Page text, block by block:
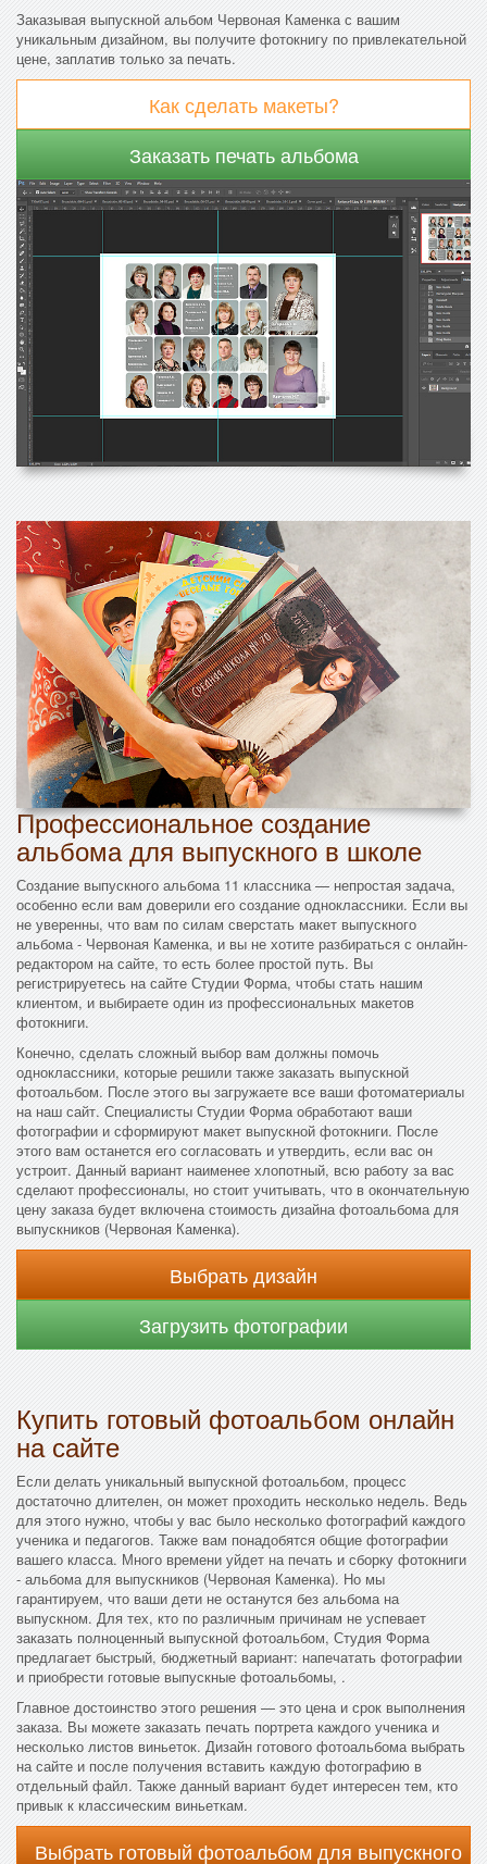
Заказывая выпускной альбом Червоная Каменка с вашим
уникальным дизайном, вы получите фотокнигу по привлекательной
цене, заплатив только за печать.
Как сделать макеты?
Заказать печать альбома
Профессиональное создание
альбома для выпускного в школе
Создание выпускного альбома 11 классника — непростая задача,
особенно если вам доверили его создание одноклассники. Если вы
не уверенны, что вам по силам сверстать макет выпускного
альбома - Червоная Каменка, и вы не хотите разбираться с онлайн-
редактором на сайте, то есть более простой путь. Вы
регистрируетесь на сайте Студии Форма, чтобы стать нашим
клиентом, и выбираете один из профессиональных макетов
фотокниги.
Конечно, сделать сложный выбор вам должны помочь
одноклассники, которые решили также заказать выпускной
фотоальбом. После этого вы загружаете все ваши фотоматериалы
на наш сайт. Специалисты Студии Форма обработают ваши
фотографии и сформируют макет выпускной фотокниги. После
этого вам останется его согласовать и утвердить, если вас он
устроит. Данный вариант наименее хлопотный, всю работу за вас
сделают профессионалы, но стоит учитывать, что в окончательную
цену заказа будет включена стоимость дизайна фотоальбома для
выпускников (Червоная Каменка).
Выбрать дизайн
Загрузить фотографии
Купить готовый фотоальбом онлайн
на сайте
Если делать уникальный выпускной фотоальбом, процесс
достаточно длителен, он может проходить несколько недель. Ведь
для этого нужно, чтобы у вас было несколько фотографий каждого
ученика и педагогов. Также вам понадобятся общие фотографии
вашего класса. Много времени уйдет на печать и сборку фотокниги
- альбома для выпускников (Червоная Каменка). Но мы
гарантируем, что ваши дети не останутся без альбома на
выпускном. Для тех, кто по различным причинам не успевает
заказать полноценный выпускной фотоальбом, Студия Форма
предлагает быстрый, бюджетный вариант: напечатать фотографии
и приобрести готовые выпускные фотоальбомы, .
Главное достоинство этого решения — это цена и срок выполнения
заказа. Вы можете заказать печать портрета каждого ученика и
несколько листов виньеток. Дизайн готового фотоальбома выбрать
на сайте и после получения вставить каждую фотографию в
отдельный файл. Также данный вариант будет интересен тем, кто
привык к классическим виньеткам.
Выбрать готовый фотоальбом для выпускного